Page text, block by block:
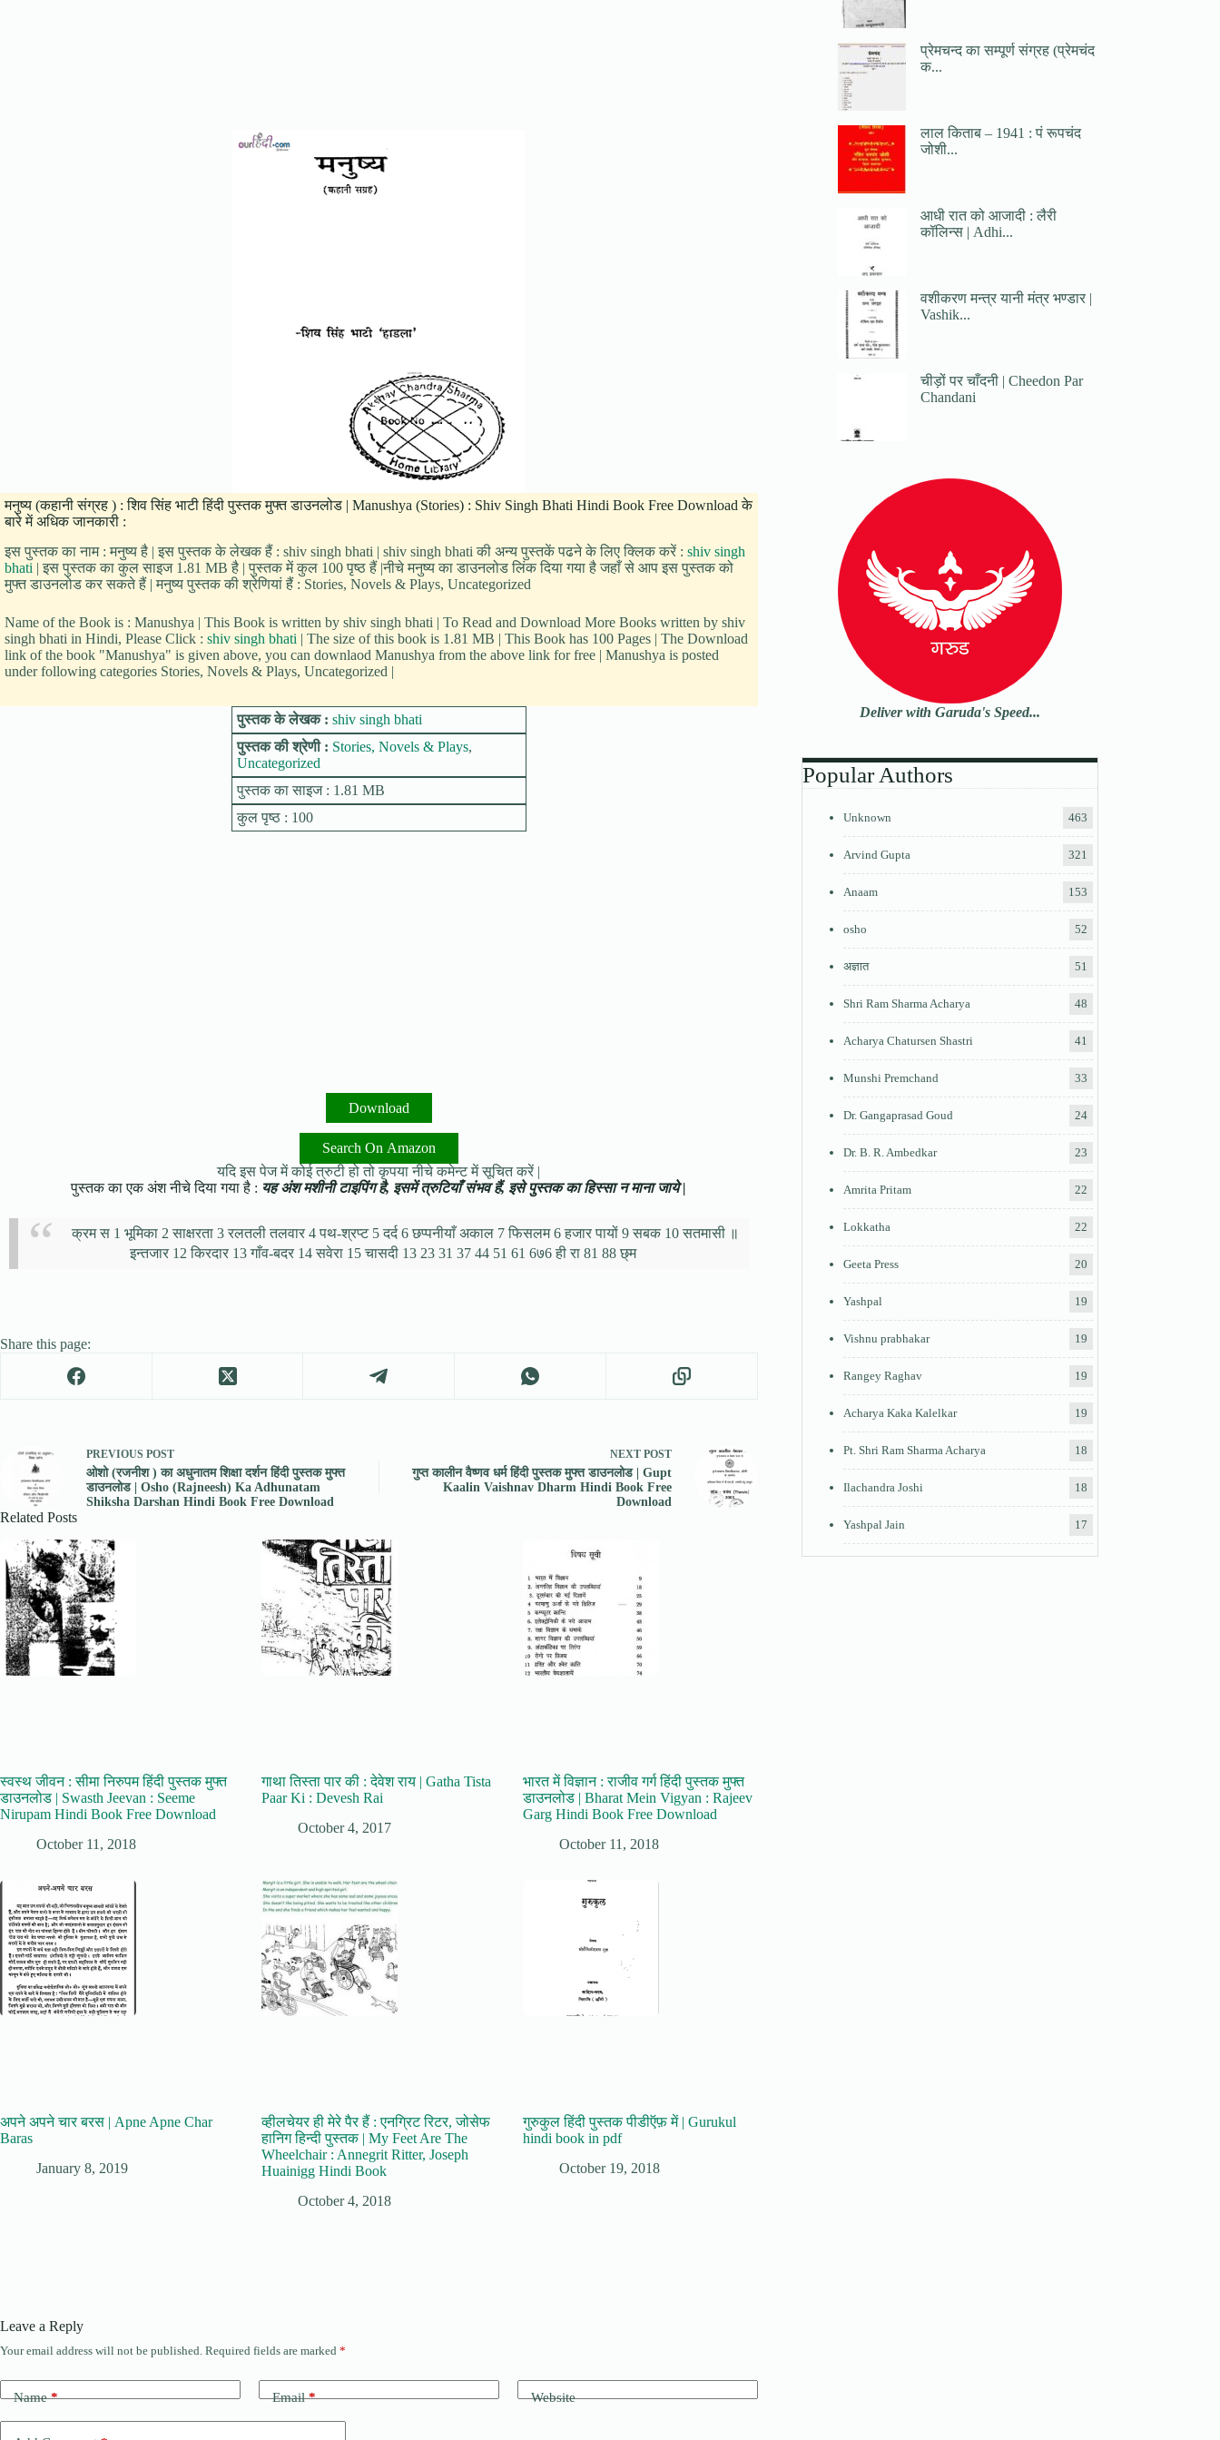
मनुष्य (कहानी संग्रह ) : शिव सिंह भाटी हिंदी पुस्तक मुफ्त डाउनलोड | Manushya (Stories) : Shiv Singh Bhati Hindi Book Free Download के
बारे में अधिक जानकारी :
इस पुस्तक का नाम : मनुष्य है | इस पुस्तक के लेखक हैं : shiv singh bhati | shiv singh bhati की अन्य पुस्तकें पढने के लिए क्लिक करें : shiv singh
bhati | इस पुस्तक का कुल साइज 1.81 MB है | पुस्तक में कुल 100 पृष्ठ हैं |नीचे मनुष्य का डाउनलोड लिंक दिया गया है जहाँ से आप इस पुस्तक को
मुफ्त डाउनलोड कर सकते हैं | मनुष्य पुस्तक की श्रेणियां हैं : Stories, Novels & Plays, Uncategorized
Name of the Book is : Manushya | This Book is written by shiv singh bhati | To Read and Download More Books written by shiv
singh bhati in Hindi, Please Click : shiv singh bhati | The size of this book is 1.81 MB | This Book has 100 Pages | The Download
link of the book "Manushya" is given above, you can downlaod Manushya from the above link for free | Manushya is posted
under following categories Stories, Novels & Plays, Uncategorized |
पुस्तक के लेखक : shiv singh bhati
पुस्तक की श्रेणी : Stories, Novels & Plays,
Uncategorized
पुस्तक का साइज : 1.81 MB
कुल पृष्ठ : 100
Download
Search On Amazon
यदि इस पेज में कोई त्रुटी हो तो कृपया नीचे कमेन्ट में सूचित करें |
पुस्तक का एक अंश नीचे दिया गया है : यह अंश मशीनी टाइपिंग है, इसमें त्रुटियाँ संभव हैं, इसे पुस्तक का हिस्सा न माना जाये |
क्रम स 1 भूमिका 2 साक्षरता 3 रलतली तलवार 4 पथ-श्रप्ट 5 दर्द 6 छप्पनीयाँ अकाल 7 फिसलम 6 हजार पायों 9 सबक 10 सतमासी ॥
इन्तजार 12 किरदार 13 गाँव-बदर 14 सवेरा 15 चासदी 13 23 31 37 44 51 61 6७6 ही रा 81 88 छ्म
Share this page:
PREVIOUS POST
ओशो (रजनीश ) का अधुनातम शिक्षा दर्शन हिंदी पुस्तक मुफ्त
डाउनलोड | Osho (Rajneesh) Ka Adhunatam
Shiksha Darshan Hindi Book Free Download
NEXT POST
गुप्त कालीन वैष्णव धर्म हिंदी पुस्तक मुफ्त डाउनलोड | Gupt
Kaalin Vaishnav Dharm Hindi Book Free
Download
Related Posts
स्वस्थ जीवन : सीमा निरुपम हिंदी पुस्तक मुफ्त
डाउनलोड | Swasth Jeevan : Seeme
Nirupam Hindi Book Free Download
October 11, 2018
गाथा तिस्ता पार की : देवेश राय | Gatha Tista
Paar Ki : Devesh Rai
October 4, 2017
भारत में विज्ञान : राजीव गर्ग हिंदी पुस्तक मुफ्त
डाउनलोड | Bharat Mein Vigyan : Rajeev
Garg Hindi Book Free Download
October 11, 2018
अपने अपने चार बरस | Apne Apne Char
Baras
January 8, 2019
व्हीलचेयर ही मेरे पैर हैं : एनग्रिट रिटर, जोसेफ
हानिग हिन्दी पुस्तक | My Feet Are The
Wheelchair : Annegrit Ritter, Joseph
Huainigg Hindi Book
October 4, 2018
गुरुकुल हिंदी पुस्तक पीडीऍफ़ में | Gurukul
hindi book in pdf
October 19, 2018
प्रेमचन्द का सम्पूर्ण संग्रह (प्रेमचंद
क...
लाल किताब – 1941 : पं रूपचंद
जोशी...
आधी रात को आजादी : लैरी
कॉलिन्स | Adhi...
वशीकरण मन्त्र यानी मंत्र भण्डार |
Vashik...
चीड़ों पर चाँदनी | Cheedon Par
Chandani
Deliver with Garuda's Speed...
Popular Authors
Unknown 463
Arvind Gupta 321
Anaam 153
osho 52
अज्ञात 51
Shri Ram Sharma Acharya 48
Acharya Chatursen Shastri 41
Munshi Premchand 33
Dr. Gangaprasad Goud 24
Dr. B. R. Ambedkar 23
Amrita Pritam 22
Lokkatha 22
Geeta Press 20
Yashpal 19
Vishnu prabhakar 19
Rangey Raghav 19
Acharya Kaka Kalelkar 19
Pt. Shri Ram Sharma Acharya 18
Ilachandra Joshi 18
Yashpal Jain 17
Leave a Reply
Your email address will not be published. Required fields are marked *
Name* Email* Website